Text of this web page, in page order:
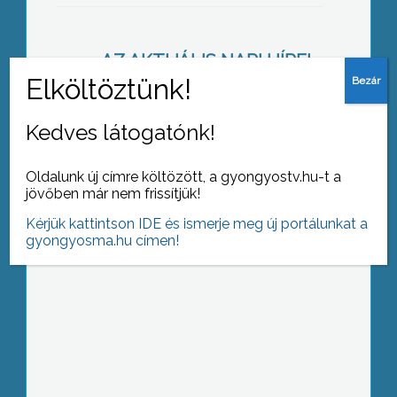
AZ AKTUÁLIS NAPI HÍREI
A múzeum fenntartása, a kórház
fejlesztési pályázatának módosítása,
újragondolása – ezekkel a témákkal
foglalkozott a gyöngyösi grémium
tegnapi rendkívüli ülésén
Kedves látogatónk!
Oldalunk új címre költözött, a gyongyostv.hu-t a
jövőben már nem frissítjük!
Kérjük kattintson IDE és ismerje meg új portálunkat a
gyongyosma.hu címen!